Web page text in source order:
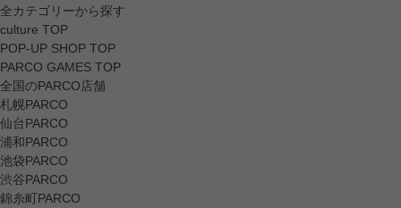
全カテゴリーから探す
culture TOP
POP-UP SHOP TOP
PARCO GAMES TOP
全国のPARCO店舗
札幌PARCO
仙台PARCO
浦和PARCO
池袋PARCO
渋谷PARCO
錦糸町PARCO